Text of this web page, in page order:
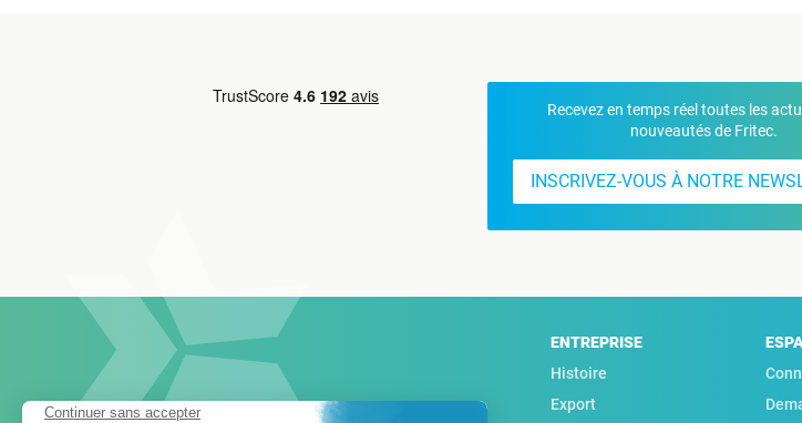
Recevez en temps réel toutes les
nouveautés de Fritec.
INSCRIVEZ-VOUS À NOTRE
ENTREPRISE
Histoire
Export